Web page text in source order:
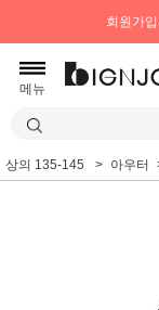
회원가
메뉴
상의 135-145 아우터